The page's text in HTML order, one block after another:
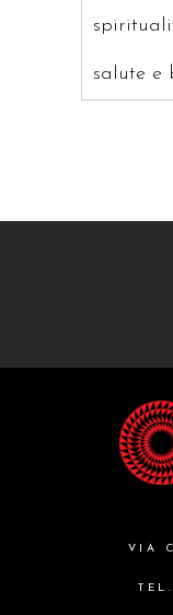
salute e
grandi
attualita'
VIA